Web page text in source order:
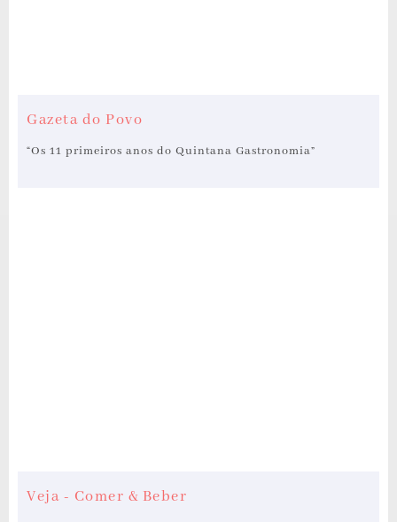
Gazeta do Povo
“Os 11 primeiros anos do Quintana Gastronomia”
Veja - Comer & Beber